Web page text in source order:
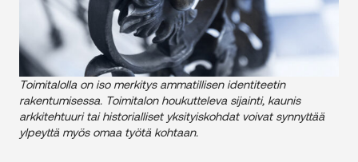
Toimitalolla on iso merkitys ammatillisen identiteetin
rakentumisessa. Toimitalon houkutteleva sijainti, kaunis
arkkitehtuuri tai historialliset yksityiskohdat voivat synnyttää
ylpeyttä myös omaa työtä kohtaan.